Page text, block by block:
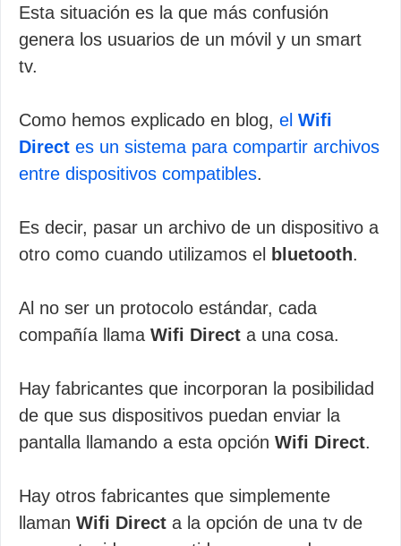
Esta situación es la que más confusión
genera los usuarios de un móvil y un smart
tv.
Como hemos explicado en blog, el Wifi
Direct es un sistema para compartir archivos
entre dispositivos compatibles.
Es decir, pasar un archivo de un dispositivo a
otro como cuando utilizamos el
bluetooth.
Al no ser un protocolo estándar, cada
compañía llama Wifi Direct a una cosa.
Hay fabricantes que incorporan la posibilidad
de que sus dispositivos puedan enviar la
pantalla llamando a esta opción Wifi Direct.
Hay otros fabricantes que simplemente
llaman Wifi Direct a la opción de una tv de